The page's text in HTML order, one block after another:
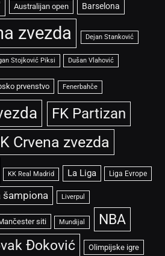
Australijan open Barselona
zvezda Dejan Stanković
Stojković Piksi Dušan Vlahović
prvenstvo Fenerbahče
FK Partizan
Crvena zvezda
KK Real Madrid La Liga Liga Evrope
šampiona Liverpul
siti Mundijal NBA
Đoković Olimpijske igre